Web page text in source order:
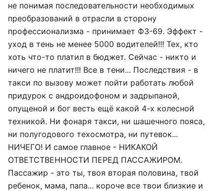
не понимая последовательности необходимых
преобразований в отрасли в сторону
профессионализма - принимает ФЗ-69. Эффект -
уход в тень не менее 5000 водителей!!! Тех, кто
хоть что-то платил в бюджет. Сейчас - никто и
ничего не платит!!! Все в тени... Последствия - в
такси по вызову может пойти работать любой
придурок с андроидофоном и задрыпаной,
опущеной и бог весть ещё какой 4-х колесной
техникой. Ни фонаря такси, ни шашечного пояса,
ни полугодового техосмотра, ни путевок...
НИЧЕГО! И самое главное - НИКАКОЙ
ОТВЕТСТВЕННОСТИ ПЕРЕД ПАССАЖИРОМ.
Пассажир - это ты, твоя вторая половина, твой
ребенок, мама, папа... короче все твои близкие и